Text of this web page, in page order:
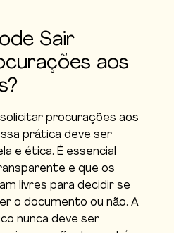
Sair
aos
procurações aos
prática deve ser
e ética. É essencial
e que os
livres para decidir se
o documento ou não. A
nunca deve ser